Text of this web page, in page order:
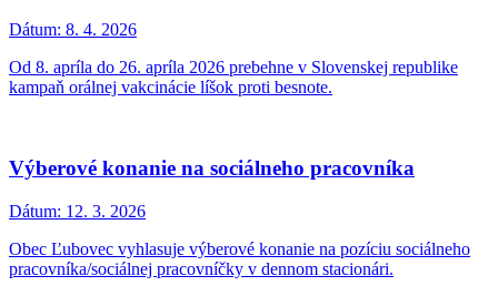
Dátum: 8. 4. 2026
Od 8. apríla do 26. apríla 2026 prebehne v Slovenskej republike
kampaň orálnej vakcinácie líšok proti besnote.
Výberové konanie na sociálneho pracovníka
Dátum: 12. 3. 2026
Obec Ľubovec vyhlasuje výberové konanie na pozíciu sociálneho
pracovníka/sociálnej pracovníčky v dennom stacionári.